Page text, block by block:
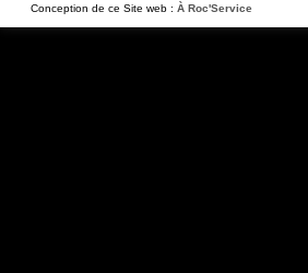
Conception de ce Site web : À Roc'Service